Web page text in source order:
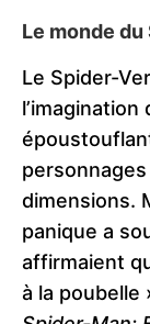
Le monde
Le Spider-
dimensions.
panique a
affirmaient
à la poubelle